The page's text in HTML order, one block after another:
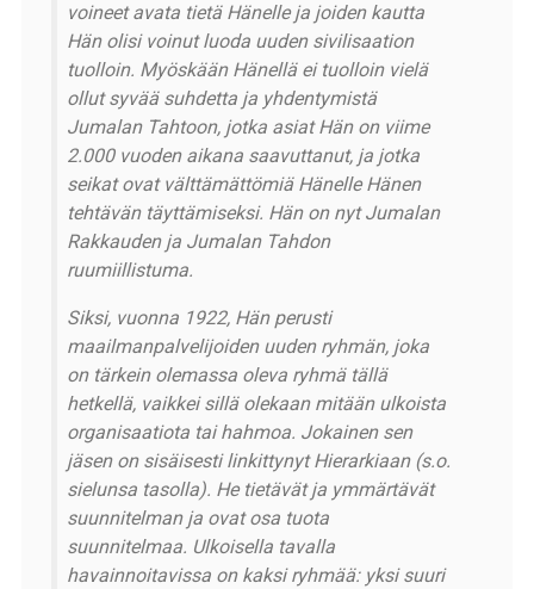
voineet avata tietä Hänelle ja joiden kautta
Hän olisi voinut luoda uuden sivilisaation
tuolloin. Myöskään Hänellä ei tuolloin vielä
ollut syvää suhdetta ja yhdentymistä
Jumalan Tahtoon, jotka asiat Hän on viime
2.000 vuoden aikana saavuttanut, ja jotka
seikat ovat välttämättömiä Hänelle Hänen
tehtävän täyttämiseksi. Hän on nyt Jumalan
Rakkauden ja Jumalan Tahdon
ruumiillistuma.
Siksi, vuonna 1922, Hän perusti
maailmanpalvelijoiden uuden ryhmän, joka
on tärkein olemassa oleva ryhmä tällä
hetkellä, vaikkei sillä olekaan mitään ulkoista
organisaatiota tai hahmoa. Jokainen sen
jäsen on sisäisesti linkittynyt Hierarkiaan (s.o.
sielunsa tasolla). He tietävät ja ymmärtävät
suunnitelman ja ovat osa tuota
suunnitelmaa. Ulkoisella tavalla
havainnoitavissa on kaksi ryhmää: yksi suuri